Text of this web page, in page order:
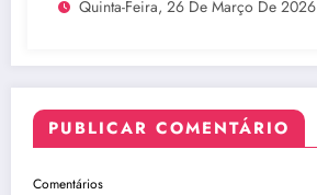
Quinta-Feira, 26 De Março De 2026
PUBLICAR COMENTÁRIO
Comentários